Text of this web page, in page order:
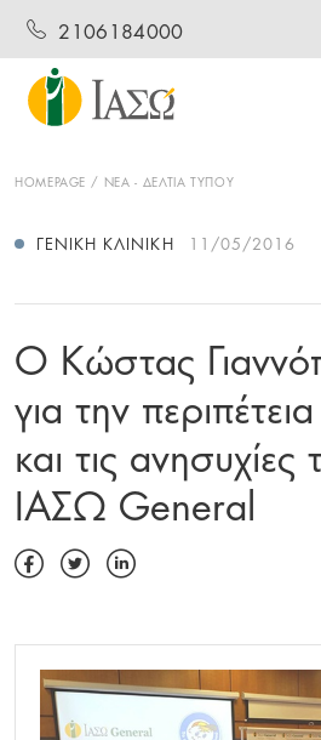
2106184000
HOMEPAGE ΝΕΑ - ΔΕΛΤΙΑ ΤΥΠΟΥ
ΓΕΝΙΚΉ ΚΛΙΝΙΚΉ 11/05/2016
Ο Κώστας
για την
και τις
ΙΑΣΩ General